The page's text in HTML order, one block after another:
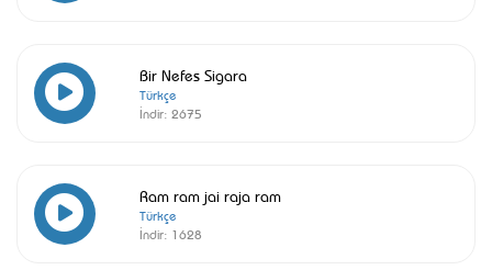
Bir Nefes Sigara
Türkçe
İndir: 2675
Ram ram jai raja ram
Türkçe
İndir: 1628